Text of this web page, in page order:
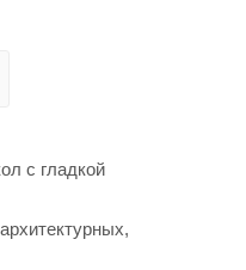
с гладкой